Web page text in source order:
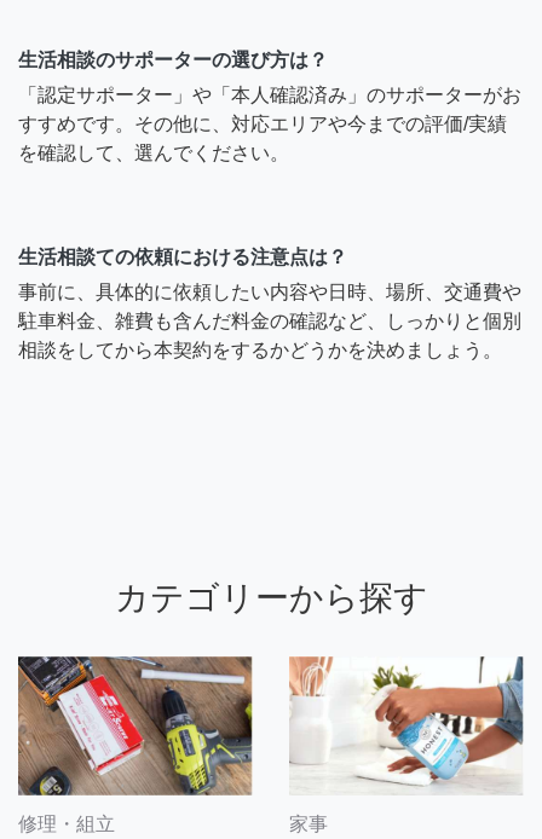
生活相談のサポーターの選び方は？
「認定サポーター」や「本人確認済み」のサポーターがお
すすめです。その他に、対応エリアや今までの評価/実績
を確認して、選んでください。
生活相談ての依頼における注意点は？
事前に、具体的に依頼したい内容や日時、場所、交通費や
駐車料金、雑費も含んだ料金の確認など、しっかりと個別
相談をしてから本契約をするかどうかを決めましょう。
カテゴリーから探す
修理・組立 家事